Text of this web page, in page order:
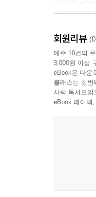
14) 세부 발
16) 재정소요
17) 발전계
18) 돌발사
19) 이행 205
20) 평가와
3. 마치는 글
제3장의 제
구성되는데,
전형이기도
NGO를 통
이어 제4장
효과적으로
- 김삼환 (명
회원리뷰
매주 10건의
3,000원 이상
eBook은 다운
클래스는 첫
사락 독서모임
eBook 페이백